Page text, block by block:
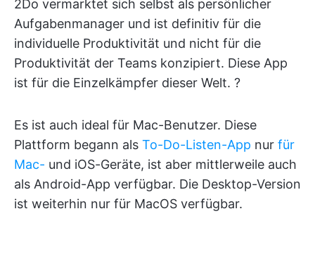
2Do vermarktet sich selbst als persönlicher
Aufgabenmanager und ist definitiv für die
individuelle Produktivität und nicht für die
Produktivität der Teams konzipiert. Diese App
ist für die Einzelkämpfer dieser Welt. ?
Es ist auch ideal für Mac-Benutzer. Diese
Plattform begann als To-Do-Listen-App nur für
Mac- und iOS-Geräte, ist aber mittlerweile auch
als Android-App verfügbar. Die Desktop-Version
ist weiterhin nur für MacOS verfügbar.